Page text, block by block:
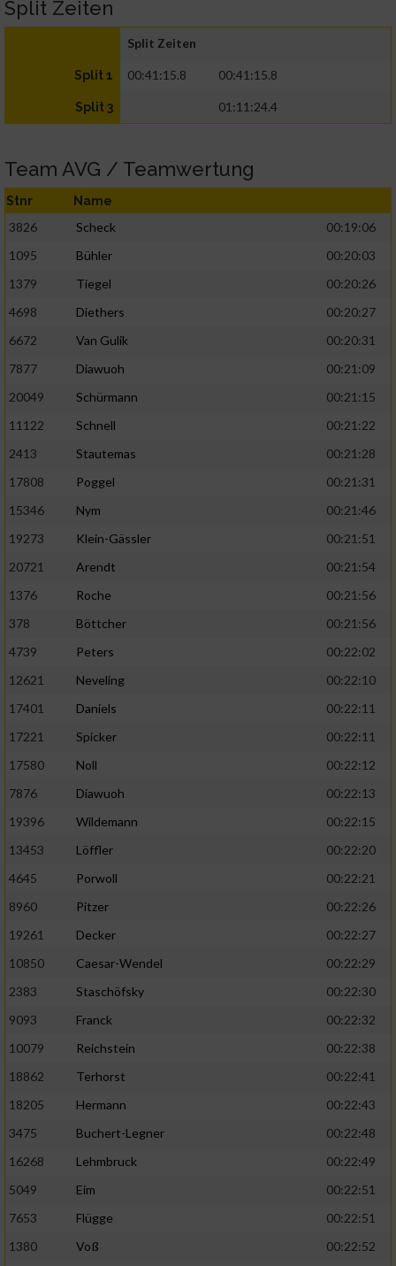
Split Zeiten
Split Zeiten
Split 1 00:41:15.8 00:41:15.8
Split 3 01:11:24.4
Team AVG / Teamwertung
Stnr Name
3826 Scheck
00:19:06
1095
Bühler
00:20:03
1379
Tiegel
00:20:26
4698
Diethers
00:20:27
6672
Van Gulik
00:20:31
7877
Diawuoh
00:21:09
20049
Schürmann
00:21:15
11122
Schnell
00:21:22
2413
Stautemas
00:21:28
17808
Poggel
00:21:31
15346
Nym
00:21:46
19273
Klein-Gässler
00:21:51
20721
Arendt
00:21:54
1376
Roche
00:21:56
378
Böttcher
00:21:56
4739
Peters
00:22:02
12621
Neveling
00:22:10
17401
Daniels
00:22:11
17221
Spicker
00:22:11
17580
Noll
00:22:12
7876
Diawuoh
00:22:13
19396
Wildemann
00:22:15
13453
Löffler
00:22:20
4645
Porwoll
00:22:21
8960
Pitzer
00:22:26
19261
Decker
00:22:27
10850
Caesar-Wendel
00:22:29
2383
Staschöfsky
00:22:30
9093
Franck
00:22:32
10079
Reichstein
00:22:38
18862
Terhorst
00:22:41
18205
Hermann
00:22:43
3475
Buchert-Legner
00:22:48
16268
Lehmbruck
00:22:49
5049
Eim
00:22:51
7653
Flügge
00:22:51
1380
Voß
00:22:52